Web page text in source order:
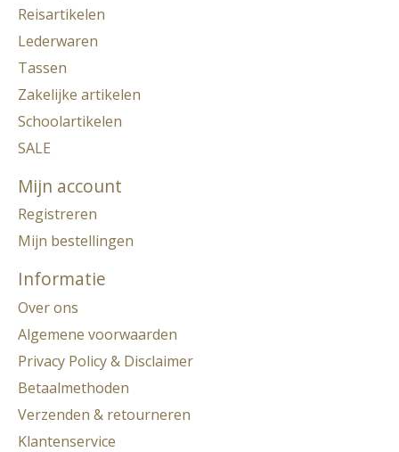
Reisartikelen
Lederwaren
Tassen
Zakelijke artikelen
Schoolartikelen
SALE
Mijn account
Registreren
Mijn bestellingen
Informatie
Over ons
Algemene voorwaarden
Privacy Policy & Disclaimer
Betaalmethoden
Verzenden & retourneren
Klantenservice